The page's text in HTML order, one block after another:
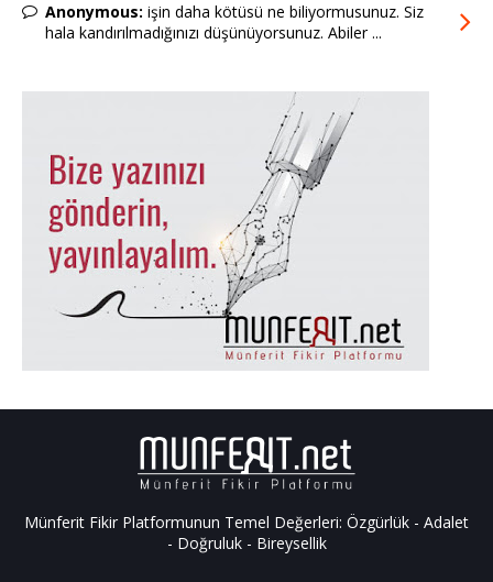
Anonymous: işin daha kötüsü ne biliyormusunuz. Siz
hala kandırılmadığınızı düşünüyorsunuz. Abiler ...
Münferit Fikir Platformunun Temel Değerleri: Özgürlük - Adalet
- Doğruluk - Bireysellik